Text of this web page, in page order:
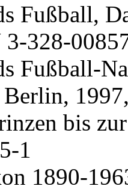
Fußball,
328-
Fußball-
bis
1
1890-